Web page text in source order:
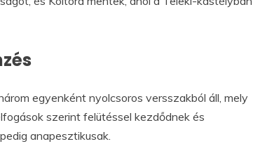
egyenként nyolcsoros versszakból áll, mely
szerint felütéssel kezdődnek és
anapesztikusak.